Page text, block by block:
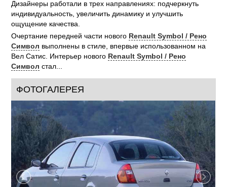
Дизайнеры работали в трех направлениях: подчеркнуть
индивидуальность, увеличить динамику и улучшить
ощущение качества.
Очертание передней части нового Renault Symbol / Рено
Символ выполнены в стиле, впервые использованном на
Вел Сатис. Интерьер нового Renault Symbol / Рено
Символ стал...
ФОТОГАЛЕРЕЯ